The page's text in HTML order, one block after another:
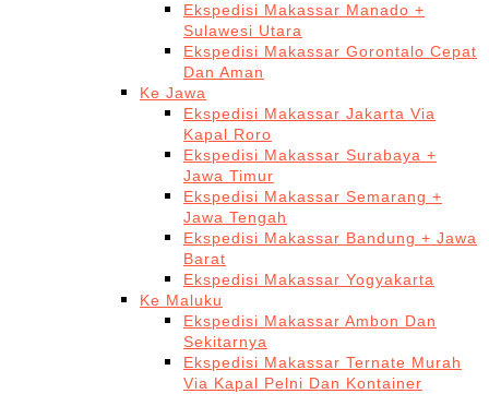
Ekspedisi Makassar Manado +
Sulawesi Utara
Ekspedisi Makassar Gorontalo Cepat
Dan Aman
Ke Jawa
Ekspedisi Makassar Jakarta Via
Kapal Roro
Ekspedisi Makassar Surabaya +
Jawa Timur
Ekspedisi Makassar Semarang +
Jawa Tengah
Ekspedisi Makassar Bandung + Jawa
Barat
Ekspedisi Makassar Yogyakarta
Ke Maluku
Ekspedisi Makassar Ambon Dan
Sekitarnya
Ekspedisi Makassar Ternate Murah
Via Kapal Pelni Dan Kontainer